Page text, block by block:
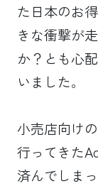
た日本のお
きな衝撃が
か？とも心
いました。
小売店向け
行ってきた
済んでしま